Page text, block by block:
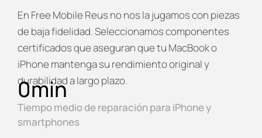
En Free Mobile Reus no nos la jugamos con piezas
de baja fidelidad. Seleccionamos componentes
certificados que aseguran que tu MacBook o
iPhone mantenga su rendimiento original y
durabilidad a largo plazo.
Tiempo medio de reparación para iPhone y
smartphones
0min